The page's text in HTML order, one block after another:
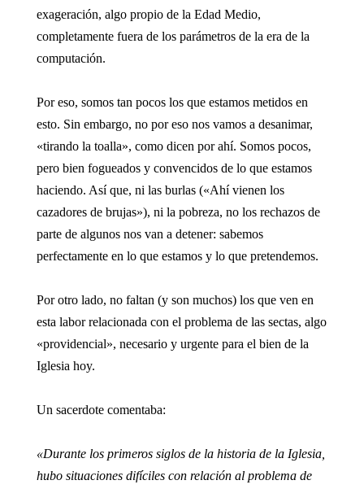
exageración, algo propio de la Edad Medio,
completamente fuera de los parámetros de la era de la
computación.
Por eso, somos tan pocos los que estamos metidos en
esto. Sin embargo, no por eso nos vamos a desanimar,
«tirando la toalla», como dicen por ahí. Somos pocos,
pero bien fogueados y convencidos de lo que estamos
haciendo. Así que, ni las burlas («Ahí vienen los
cazadores de brujas»), ni la pobreza, no los rechazos de
parte de algunos nos van a detener: sabemos
perfectamente en lo que estamos y lo que pretendemos.
Por otro lado, no faltan (y son muchos) los que ven en
esta labor relacionada con el problema de las sectas, algo
«providencial», necesario y urgente para el bien de la
Iglesia hoy.
Un sacerdote comentaba:
«Durante los primeros siglos de la historia de la Iglesia,
hubo situaciones difíciles con relación al problema de